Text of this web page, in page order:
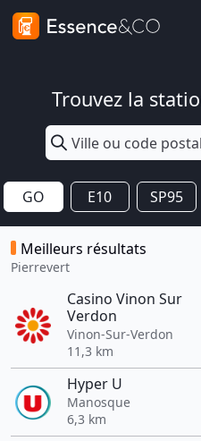
Trouvez la
GO E10 SP95
Meilleurs résultats
Pierrevert
Casino Vinon Sur
Verdon
Vinon-Sur-Verdon
11,3 km
Hyper U
Manosque
6,3 km